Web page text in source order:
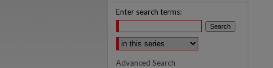
Enter search terms:
Select context to search:
Advanced Search